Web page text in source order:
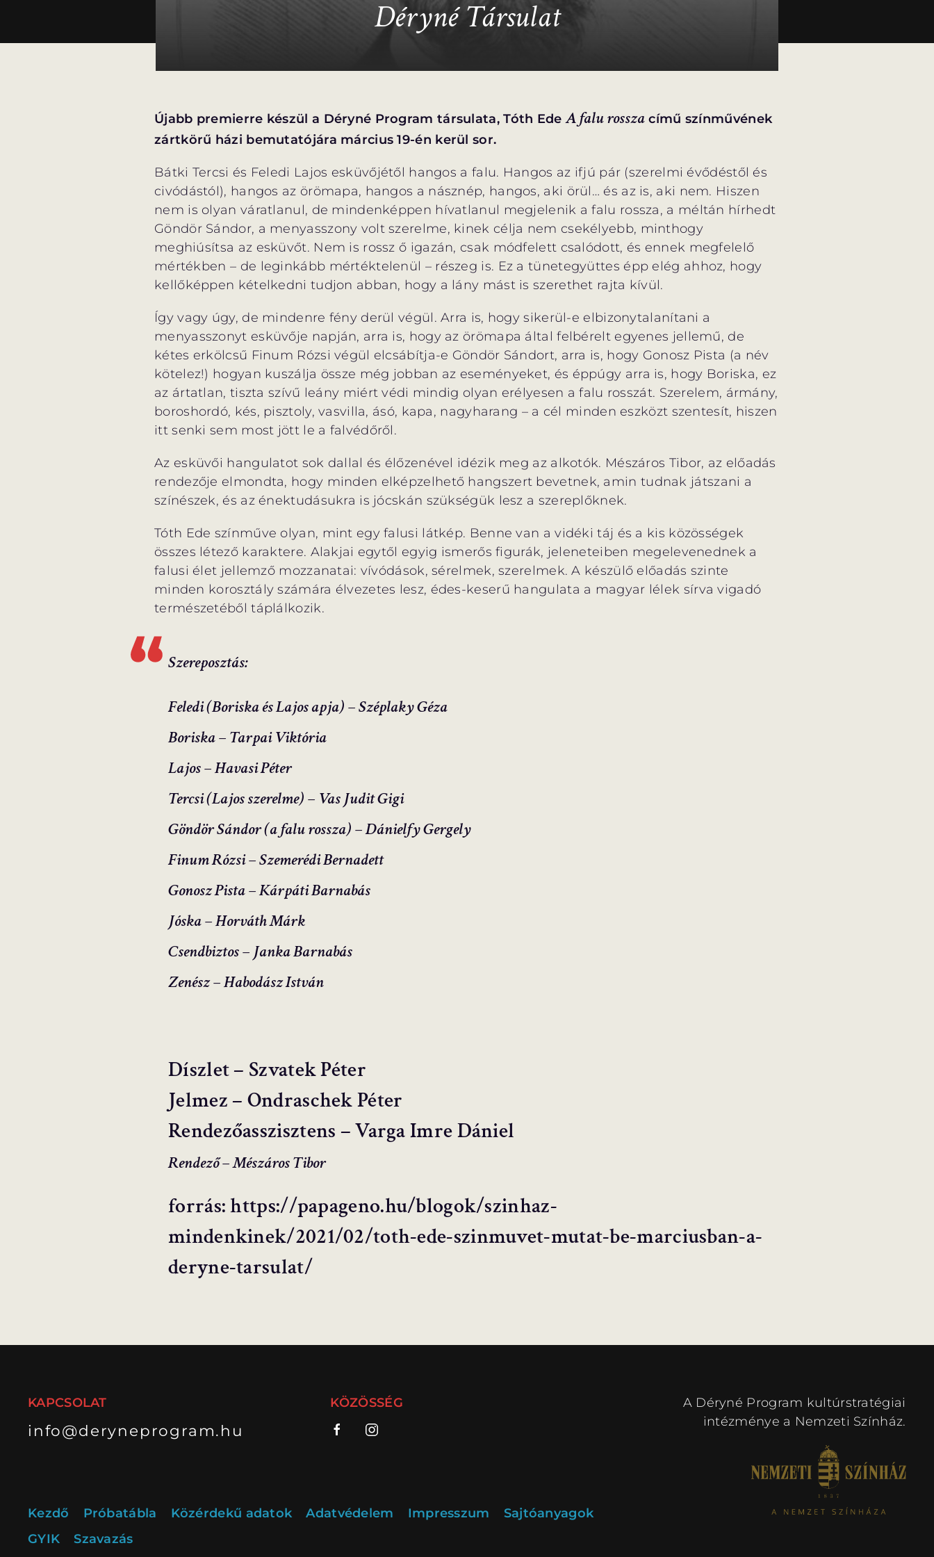
Déryné Társulat
Újabb premierre készül a Déryné Program társulata, Tóth EdeA falu rossza című színművének
zártkörű házi bemutatójára március 19-én kerül sor.
Bátki Tercsi és Feledi Lajos esküvőjétől hangos a falu. Hangos az ifjú pár (szerelmi évődéstől és
civódástól), hangos az örömapa, hangos a násznép, hangos, aki örül… és az is, aki nem. Hiszen
nem is olyan váratlanul, de mindenképpen hívatlanul megjelenik a falu rossza, a méltán hírhedt
Göndör Sándor, a menyasszony volt szerelme, kinek célja nem csekélyebb, minthogy
meghiúsítsa az esküvőt. Nem is rossz ő igazán, csak módfelett csalódott, és ennek megfelelő
mértékben – de leginkább mértéktelenül – részeg is. Ez a tünetegyüttes épp elég ahhoz, hogy
kellőképpen kételkedni tudjon abban, hogy a lány mást is szerethet rajta kívül.
Így vagy úgy, de mindenre fény derül végül. Arra is, hogy sikerül-e elbizonytalanítani a
menyasszonyt esküvője napján, arra is, hogy az örömapa által felbérelt egyenes jellemű, de
kétes erkölcsű Finum Rózsi végül elcsábítja-e Göndör Sándort, arra is, hogy Gonosz Pista (a név
kötelez!) hogyan kuszálja össze még jobban az eseményeket, és éppúgy arra is, hogy Boriska, ez
az ártatlan, tiszta szívű leány miért védi mindig olyan erélyesen a falu rosszát. Szerelem, ármány,
boroshordó, kés, pisztoly, vasvilla, ásó, kapa, nagyharang – a cél minden eszközt szentesít, hiszen
itt senki sem most jött le a falvédőről.
Az esküvői hangulatot sok dallal és élőzenével idézik meg az alkotók. Mészáros Tibor, az előadás
rendezője elmondta, hogy minden elképzelhető hangszert bevetnek, amin tudnak játszani a
színészek, és az énektudásukra is jócskán szükségük lesz a szereplőknek.
Tóth Ede színműve olyan, mint egy falusi látkép. Benne van a vidéki táj és a kis közösségek
összes létező karaktere. Alakjai egytől egyig ismerős figurák, jeleneteiben megelevenednek a
falusi élet jellemző mozzanatai: vívódások, sérelmek, szerelmek. A készülő előadás szinte
minden korosztály számára élvezetes lesz, édes-keserű hangulata a magyar lélek sírva vigadó
természetéből táplálkozik.
Szereposztás:
Feledi (Boriska és Lajos apja) – Széplaky Géza
Boriska – Tarpai Viktória
Lajos – Havasi Péter
Tercsi (Lajos szerelme) – Vas Judit Gigi
Göndör Sándor (a falu rossza) – Dánielfy Gergely
Finum Rózsi – Szemerédi Bernadett
Gonosz Pista – Kárpáti Barnabás
Jóska – Horváth Márk
Csendbiztos – Janka Barnabás
Zenész – Habodász István
Díszlet – Szvatek Péter
Jelmez – Ondraschek Péter
Rendezőasszisztens – Varga Imre Dániel
Rendező – Mészáros Tibor
forrás: https://papageno.hu/blogok/szinhaz-
mindenkinek/2021/02/toth-ede-szinmuvet-mutat-be-marciusban-a-
deryne-tarsulat/
KAPCSOLAT
info@deryneprogram.hu
KÖZÖSSÉG
Kezdő Próbatábla Közérdekű adatok Adatvédelem Impresszum
Sajtóanyagok
GYIK
Szavazás
A Déryné Program kultúrstratégiai
intézménye a Nemzeti Színház.